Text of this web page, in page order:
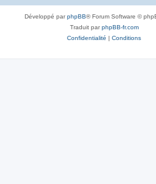
Développé parphpBB® Forum Software ©
Traduit parphpBB-fr.com
Confidentialité | Conditions